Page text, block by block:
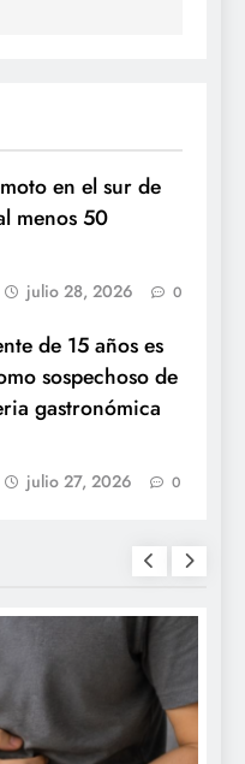
en el sur de
menos 50
julio 28, 2026 0
de 15 años es
sospechoso de
gastronómica
julio 27, 2026 0